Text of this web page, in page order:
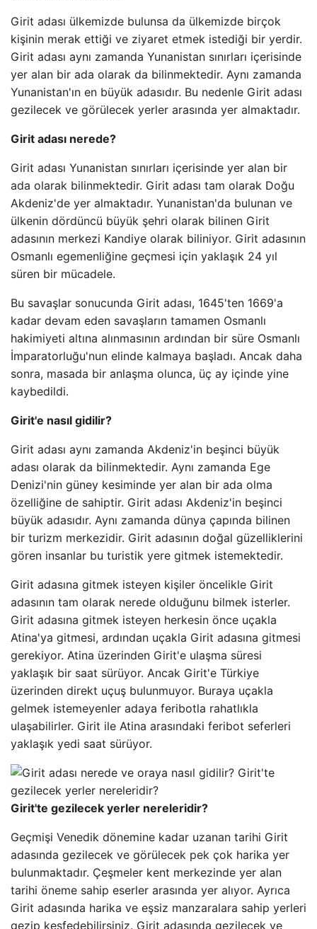
Girit adası ülkemizde bulunsa da ülkemizde birçok
kişinin merak ettiği ve ziyaret etmek istediği bir yerdir.
Girit adası aynı zamanda Yunanistan sınırları içerisinde
yer alan bir ada olarak da bilinmektedir. Aynı zamanda
Yunanistan'ın en büyük adasıdır. Bu nedenle Girit adası
gezilecek ve görülecek yerler arasında yer almaktadır.
Girit adası nerede?
Girit adası Yunanistan sınırları içerisinde yer alan bir
ada olarak bilinmektedir. Girit adası tam olarak Doğu
Akdeniz'de yer almaktadır. Yunanistan'da bulunan ve
ülkenin dördüncü büyük şehri olarak bilinen Girit
adasının merkezi Kandiye olarak biliniyor. Girit adasının
Osmanlı egemenliğine geçmesi için yaklaşık 24 yıl
süren bir mücadele.
Bu savaşlar sonucunda Girit adası, 1645'ten 1669'a
kadar devam eden savaşların tamamen Osmanlı
hakimiyeti altına alınmasının ardından bir süre Osmanlı
İmparatorluğu'nun elinde kalmaya başladı. Ancak daha
sonra, masada bir anlaşma olunca, üç ay içinde yine
kaybedildi.
Girit'e nasıl gidilir?
Girit adası aynı zamanda Akdeniz'in beşinci büyük
adası olarak da bilinmektedir. Aynı zamanda Ege
Denizi'nin güney kesiminde yer alan bir ada olma
özelliğine de sahiptir. Girit adası Akdeniz'in beşinci
büyük adasıdır. Aynı zamanda dünya çapında bilinen
bir turizm merkezidir. Girit adasının doğal güzelliklerini
gören insanlar bu turistik yere gitmek istemektedir.
Girit adasına gitmek isteyen kişiler öncelikle Girit
adasının tam olarak nerede olduğunu bilmek isterler.
Girit adasına gitmek isteyen herkesin önce uçakla
Atina'ya gitmesi, ardından uçakla Girit adasına gitmesi
gerekiyor. Atina üzerinden Girit'e ulaşma süresi
yaklaşık bir saat sürüyor. Ancak Girit'e Türkiye
üzerinden direkt uçuş bulunmuyor. Buraya uçakla
gelmek istemeyenler adaya feribotla rahatlıkla
ulaşabilirler. Girit ile Atina arasındaki feribot seferleri
yaklaşık yedi saat sürüyor.
Girit'te gezilecek yerler nereleridir?
Geçmişi Venedik dönemine kadar uzanan tarihi Girit
adasında gezilecek ve görülecek pek çok harika yer
bulunmaktadır. Çeşmeler kent merkezinde yer alan
tarihi öneme sahip eserler arasında yer alıyor. Ayrıca
Girit adasında harika ve eşsiz manzaralara sahip yerleri
gezip keşfedebilirsiniz. Girit adasında gezilecek ve